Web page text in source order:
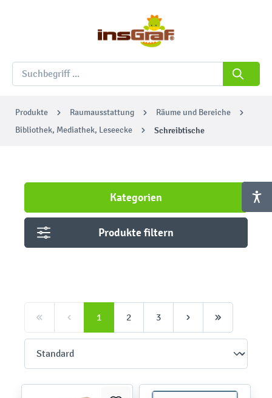
Produkte Raumausstattung
Räume und Bereiche
Bibliothek, Mediathek, Leseecke
Schreibtische
Kategorien
Produkte filtern
1 2 3